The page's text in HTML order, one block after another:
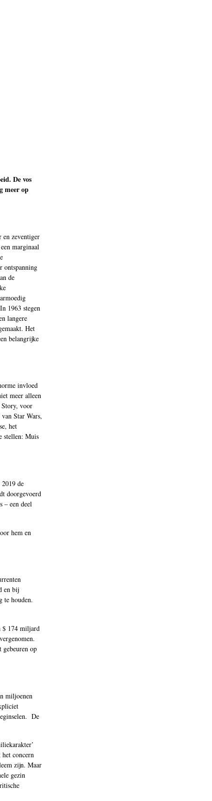
De vos
meer op
en zeventiger
marginaal
ontspanning
de
1963 stegen
langere
Het
belangrijke
invloed
meer alleen
Story, voor
Star Wars,
het
stellen: Muis
de
doorgevoerd
– een deel
hem en
en bij
te houden.
$ 174 miljard
gebeuren op
miljoenen
De
concern
zijn. Maar
gezin